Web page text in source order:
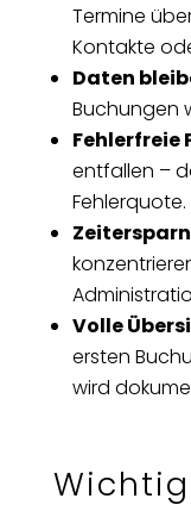
Termine
Kontakte
Daten
Buchungen
Fehlerfreie
entfallen –
Fehlerquote.
Volle
ersten
wird